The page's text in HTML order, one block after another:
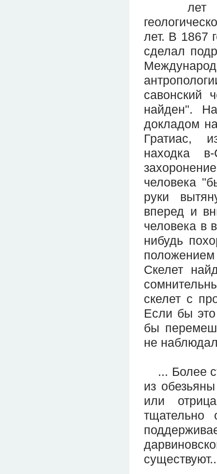
лет
лет. В 1867
сделал
савонский
найден".
докладом
Гратиас,
находка
человека
руки
вперед и
человека в
нибудь
положением
Скелет
скелет с
Если бы
бы
не
... Более
из
или
тщательно